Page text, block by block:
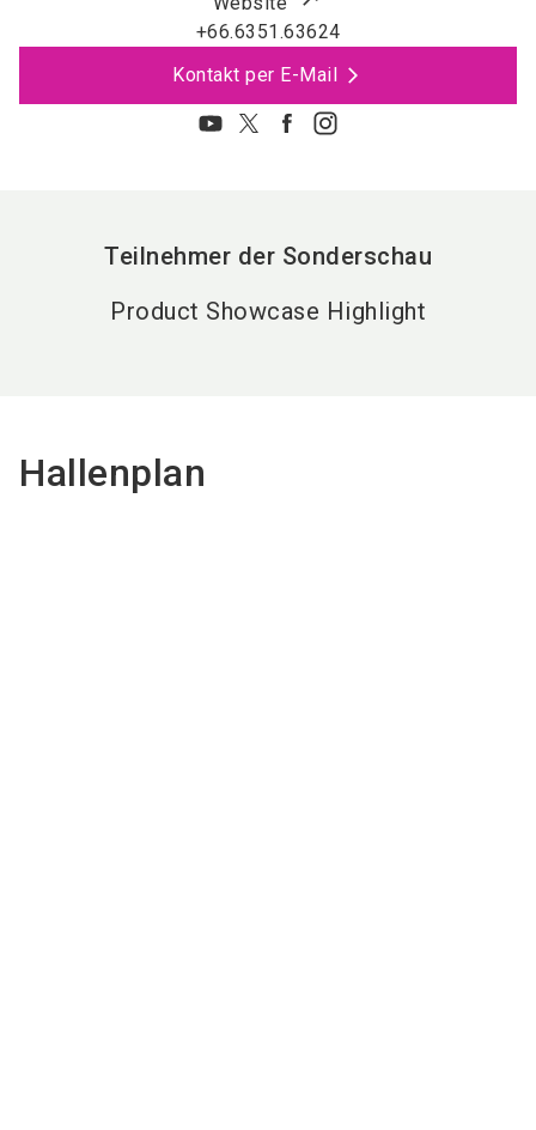
+66.6351.63624
Kontakt per E-Mail
Teilnehmer der Sonderschau
Product Showcase Highlight
Hallenplan